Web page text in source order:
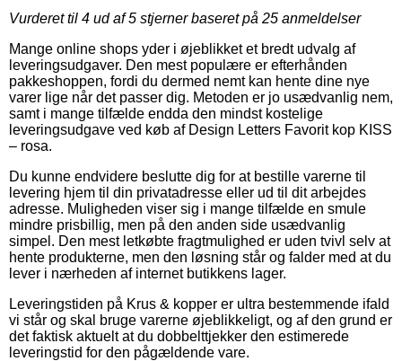
Vurderet til 4 ud af 5 stjerner baseret på 25 anmeldelser
Mange online shops yder i øjeblikket et bredt udvalg af
leveringsudgaver. Den mest populære er efterhånden
pakkeshoppen, fordi du dermed nemt kan hente dine nye
varer lige når det passer dig. Metoden er jo usædvanlig nem,
samt i mange tilfælde endda den mindst kostelige
leveringsudgave ved køb af Design Letters Favorit kop KISS
– rosa.
Du kunne endvidere beslutte dig for at bestille varerne til
levering hjem til din privatadresse eller ud til dit arbejdes
adresse. Muligheden viser sig i mange tilfælde en smule
mindre prisbillig, men på den anden side usædvanlig
simpel. Den mest letkøbte fragtmulighed er uden tvivl selv at
hente produkterne, men den løsning står og falder med at du
lever i nærheden af internet butikkens lager.
Leveringstiden på Krus & kopper er ultra bestemmende ifald
vi står og skal bruge varerne øjeblikkeligt, og af den grund er
det faktisk aktuelt at du dobbelttjekker den estimerede
leveringstid for den pågældende vare.